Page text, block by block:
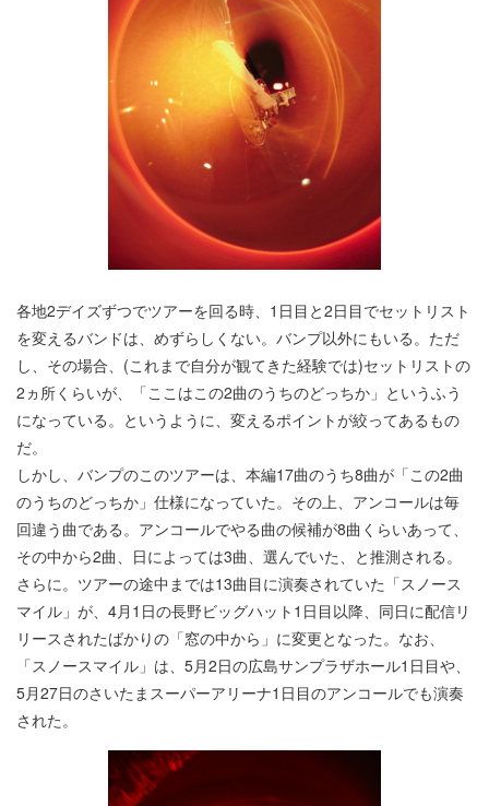
各地2デイズずつでツアーを回る時、1日目と2日目でセットリスト
を変えるバンドは、めずらしくない。バンプ以外にもいる。ただ
し、その場合、(これまで自分が観てきた経験では)セットリストの
2ヵ所くらいが、「ここはこの2曲のうちのどっちか」というふう
になっている。というように、変えるポイントが絞ってあるもの
だ。
しかし、バンプのこのツアーは、本編17曲のうち8曲が「この2曲
のうちのどっちか」仕様になっていた。その上、アンコールは毎
回違う曲である。アンコールでやる曲の候補が8曲くらいあって、
その中から2曲、日によっては3曲、選んでいた、と推測される。
さらに。ツアーの途中までは13曲目に演奏されていた「スノース
マイル」が、4月1日の長野ビッグハット1日目以降、同日に配信リ
リースされたばかりの「窓の中から」に変更となった。なお、
「スノースマイル」は、5月2日の広島サンプラザホール1日目や、
5月27日のさいたまスーパーアリーナ1日目のアンコールでも演奏
された。